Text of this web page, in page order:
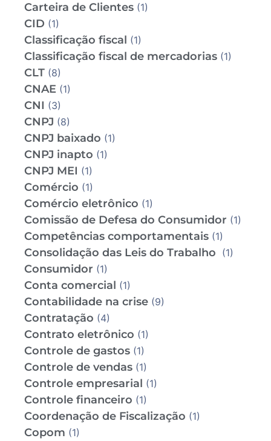
Carteira de Clientes (1)
CID (1)
Classificação fiscal (1)
Classificação fiscal de mercadorias (1)
CLT (8)
CNAE (1)
CNI (3)
CNPJ (8)
CNPJ baixado (1)
CNPJ inapto (1)
CNPJ MEI (1)
Comércio (1)
Comércio eletrônico (1)
Comissão de Defesa do Consumidor (1)
Competências comportamentais (1)
Consolidação das Leis do Trabalho (1)
Consumidor (1)
Conta comercial (1)
Contabilidade na crise (9)
Contratação (4)
Contrato eletrônico (1)
Controle de gastos (1)
Controle de vendas (1)
Controle empresarial (1)
Controle financeiro (1)
Coordenação de Fiscalização (1)
Copom (1)